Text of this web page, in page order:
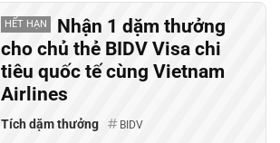
HẾT HẠN
Nhận 1 dặm thưởng
cho chủ thẻ BIDV Visa chi
tiêu quốc tế cùng Vietnam
Airlines
Tích dặm thưởng BIDV